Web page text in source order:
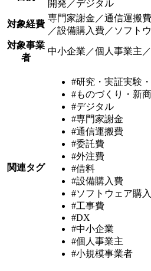
開発／デジタル
対象経費
専門家謝金／通信運搬
／設備購入費／ソフト
対象事業
者
中小企業／個人事業主
関連タグ
#研究・実証実験
#ものづくり・新
#デジタル
#専門家謝金
#通信運搬費
#委託費
#外注費
#借料
#設備購入費
#ソフトウェア購
#工事費
#DX
#中小企業
#個人事業主
#小規模事業者